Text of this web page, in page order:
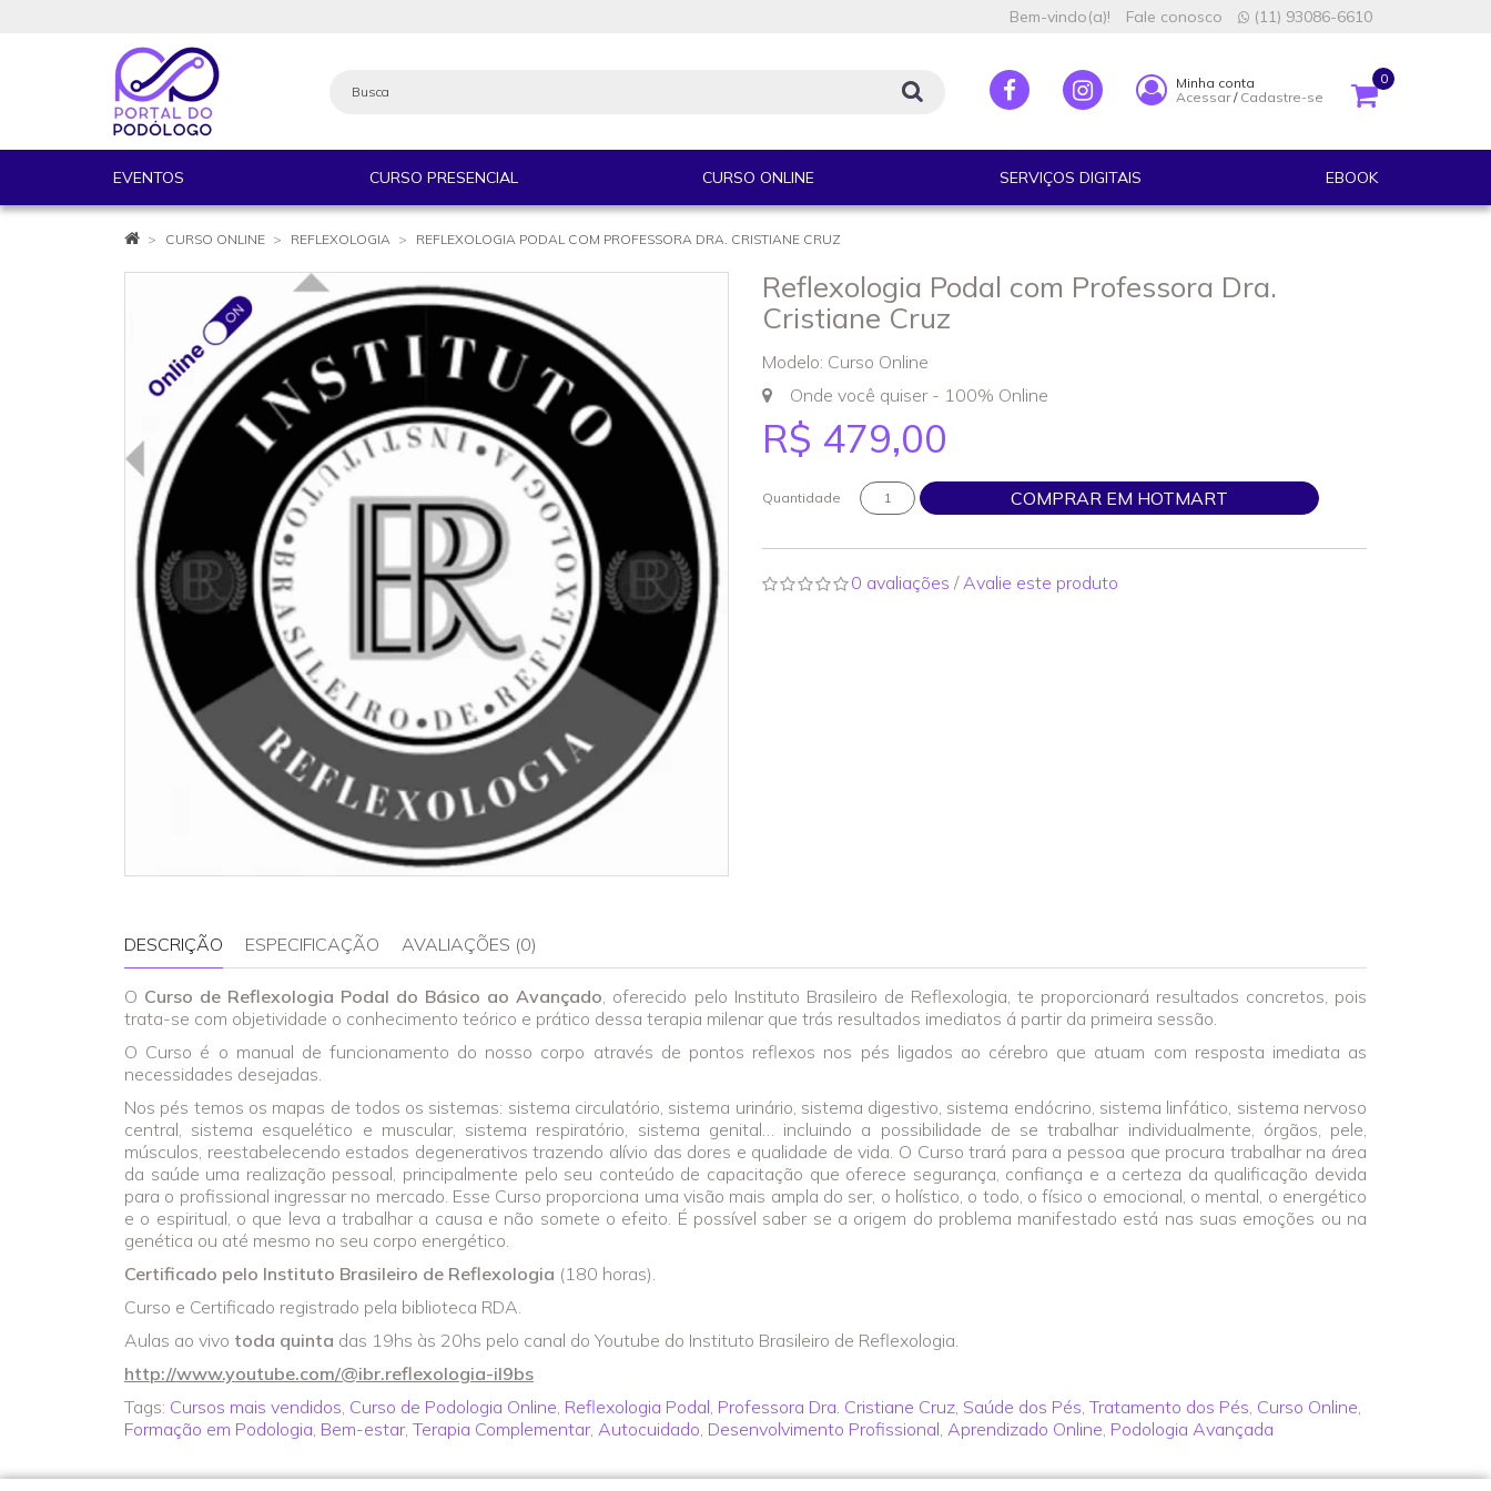
Bem-vindo(a)! Fale conosco (11) 93086-6610
Minha conta
Acessar/ Cadastre-se
0
EVENTOS CURSO PRESENCIAL CURSO ONLINE SERVIÇOS DIGITAIS EBOOK
CURSO ONLINE REFLEXOLOGIA REFLEXOLOGIA PODAL COM PROFESSORA DRA. CRISTIANE CRUZ
Reflexologia Podal com Professora Dra.
Cristiane Cruz
Modelo: Curso Online
Onde você quiser - 100% Online
R$ 479,00
Quantidade COMPRAR EM HOTMART
0 avaliações /Avalie este produto
DESCRIÇÃO ESPECIFICAÇÃO AVALIAÇÕES (0)
O Curso de Reflexologia Podal do Básico ao Avançado, oferecido pelo Instituto Brasileiro de Reflexologia, te proporcionará resultados concretos, pois
trata-se com objetividade o conhecimento teórico e prático dessa terapia milenar que trás resultados imediatos á partir da primeira sessão.
O Curso é o manual de funcionamento do nosso corpo através de pontos reflexos nos pés ligados ao cérebro que atuam com resposta imediata as
necessidades desejadas.
Nos pés temos os mapas de todos os sistemas: sistema circulatório, sistema urinário, sistema digestivo, sistema endócrino, sistema linfático, sistema nervoso
central, sistema esquelético e muscular, sistema respiratório, sistema genital… incluindo a possibilidade de se trabalhar individualmente, órgãos, pele,
músculos, reestabelecendo estados degenerativos trazendo alívio das dores e qualidade de vida. O Curso trará para a pessoa que procura trabalhar na área
da saúde uma realização pessoal, principalmente pelo seu conteúdo de capacitação que oferece segurança, confiança e a certeza da qualificação devida
para o profissional ingressar no mercado. Esse Curso proporciona uma visão mais ampla do ser, o holístico, o todo, o físico o emocional, o mental, o energético
e o espiritual, o que leva a trabalhar a causa e não somete o efeito. É possível saber se a origem do problema manifestado está nas suas emoções ou na
genética ou até mesmo no seu corpo energético.
Certificado pelo Instituto Brasileiro de Reflexologia (180 horas).
Curso e Certificado registrado pela biblioteca RDA.
Aulas ao vivo toda quinta das 19hs às 20hs pelo canal do Youtube do Instituto Brasileiro de Reflexologia.
http://www.youtube.com/@ibr.reflexologia-il9bs
Tags: Cursos mais vendidos, Curso de Podologia Online, Reflexologia Podal, Professora Dra. Cristiane Cruz, Saúde dos Pés, Tratamento dos Pés, Curso Online,
Formação em Podologia, Bem-estar, Terapia Complementar, Autocuidado, Desenvolvimento Profissional, Aprendizado Online, Podologia Avançada